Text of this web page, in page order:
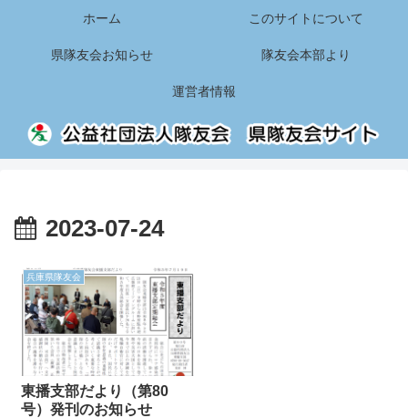
ホーム このサイトについて
県隊友会お知らせ 隊友会本部より
運営者情報
2023-07-24
兵庫県隊友会
東播支部だより（第80
号）発刊のお知らせ